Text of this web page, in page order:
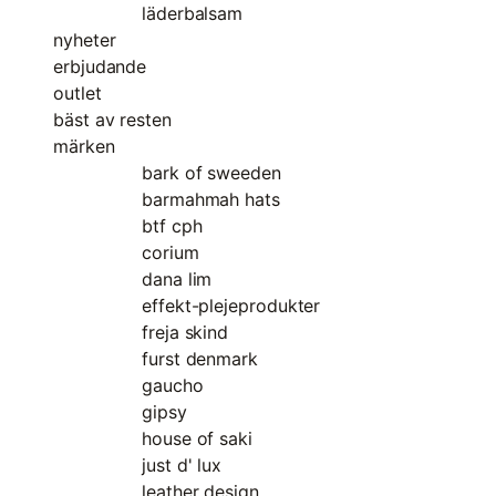
läderbalsam
nyheter
erbjudande
outlet
bäst av resten
märken
bark of sweeden
barmahmah hats
btf cph
corium
dana lim
effekt-plejeprodukter
freja skind
furst denmark
gaucho
gipsy
house of saki
just d' lux